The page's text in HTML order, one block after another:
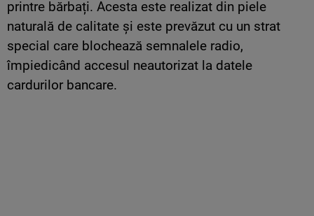
printre bărbați. Acesta este realizat din piele
naturală de calitate și este prevăzut cu un strat
special care blochează semnalele radio,
împiedicând accesul neautorizat la datele
cardurilor bancare.